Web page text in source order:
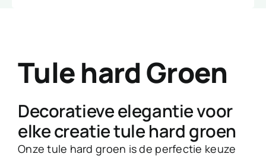
Tule hard Groen
Decoratieve elegantie voor
elke creatie tule hard groen
Onze tule hard groen is de perfectie keuze